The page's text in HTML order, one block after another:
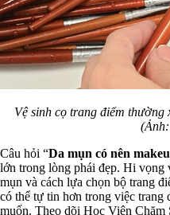
Vệ sinh cọ trang điểm thường
Câu hỏi “Da mụn có nên
lớn trong lòng phái đẹp. Hi vọng
mụn và cách lựa chọn bộ trang
có thể tự tin hơn trong việc trang
muốn. Theo dõi Học Viện